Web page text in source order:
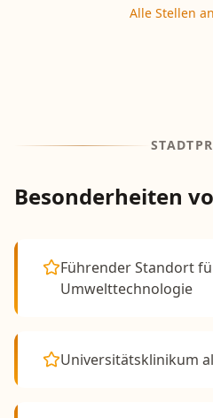
Alle Stellen
Besonderheiten
Führender Standort
Umwelttechnologie
Universitätsklinikum